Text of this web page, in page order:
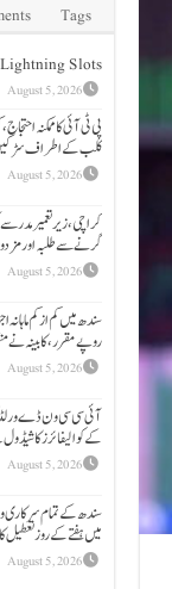
Tags
Slots
August 5, 2026
پی ٹی آئی کا ممکنہ
کلب کے اطراف
August 5, 2026
کراچی، زیرتعمیر
گرنے سے طلبہ اور
August 5, 2026
روپے مقرر،کابینہ نے
August 5, 2026
کے کوالیفائرز کا
August 5, 2026
سندھ کے تمام سرکاری
میں ہفتے کے روز تعطیل
August 5, 2026